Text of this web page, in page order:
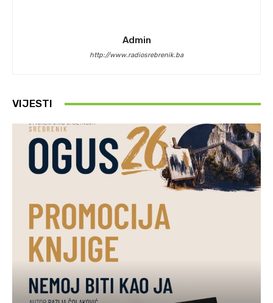
Admin
http://www.radiosrebrenik.ba
VIJESTI